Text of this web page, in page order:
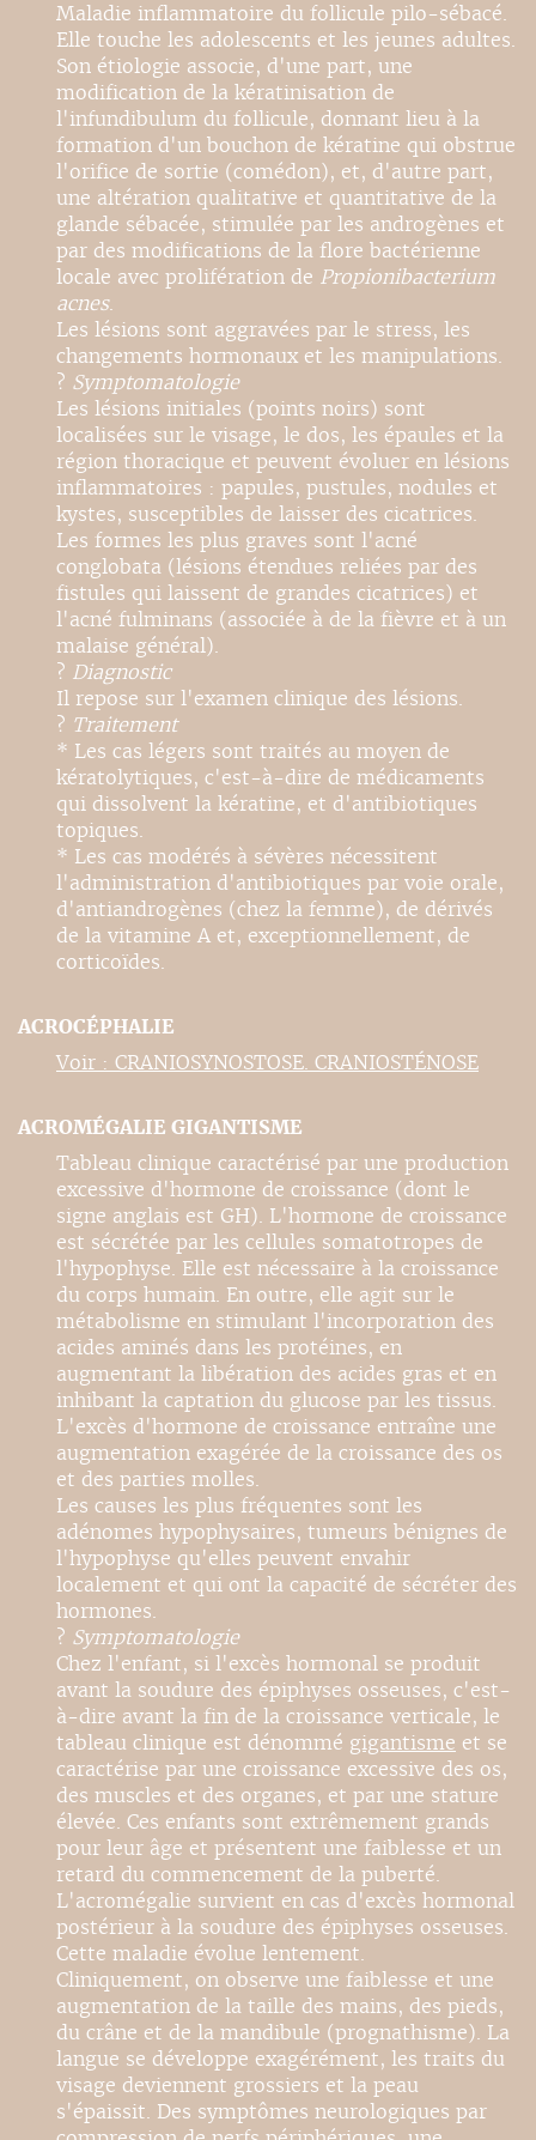
Maladie inflammatoire du follicule pilo-sébacé.
Elle touche les adolescents et les jeunes adultes.
Son étiologie associe, d'une part, une
modification de la kératinisation de
l'infundibulum du follicule, donnant lieu à la
formation d'un bouchon de kératine qui obstrue
l'orifice de sortie (comédon), et, d'autre part,
une altération qualitative et quantitative de la
glande sébacée, stimulée par les androgènes et
par des modifications de la flore bactérienne
locale avec prolifération de Propionibacterium
acnes.
Les lésions sont aggravées par le stress, les
changements hormonaux et les manipulations.
? Symptomatologie
Les lésions initiales (points noirs) sont
localisées sur le visage, le dos, les épaules et la
région thoracique et peuvent évoluer en lésions
inflammatoires : papules, pustules, nodules et
kystes, susceptibles de laisser des cicatrices.
Les formes les plus graves sont l'acné
conglobata (lésions étendues reliées par des
fistules qui laissent de grandes cicatrices) et
l'acné fulminans (associée à de la fièvre et à un
malaise général).
? Diagnostic
Il repose sur l'examen clinique des lésions.
? Traitement
* Les cas légers sont traités au moyen de
kératolytiques, c'est-à-dire de médicaments
qui dissolvent la kératine, et d'antibiotiques
topiques.
* Les cas modérés à sévères nécessitent
l'administration d'antibiotiques par voie orale,
d'antiandrogènes (chez la femme), de dérivés
de la vitamine A et, exceptionnellement, de
corticoïdes.
ACROCÉPHALIE
Voir : CRANIOSYNOSTOSE. CRANIOSTÉNOSE
ACROMÉGALIE GIGANTISME
Tableau clinique caractérisé par une production
excessive d'hormone de croissance (dont le
signe anglais est GH). L'hormone de croissance
est sécrétée par les cellules somatotropes de
l'hypophyse. Elle est nécessaire à la croissance
du corps humain. En outre, elle agit sur le
métabolisme en stimulant l'incorporation des
acides aminés dans les protéines, en
augmentant la libération des acides gras et en
inhibant la captation du glucose par les tissus.
L'excès d'hormone de croissance entraîne une
augmentation exagérée de la croissance des os
et des parties molles.
Les causes les plus fréquentes sont les
adénomes hypophysaires, tumeurs bénignes de
l'hypophyse qu'elles peuvent envahir
localement et qui ont la capacité de sécréter des
hormones.
? Symptomatologie
Chez l'enfant, si l'excès hormonal se produit
avant la soudure des épiphyses osseuses, c'est-
à-dire avant la fin de la croissance verticale, le
tableau clinique est dénommé gigantisme et se
caractérise par une croissance excessive des os,
des muscles et des organes, et par une stature
élevée. Ces enfants sont extrêmement grands
pour leur âge et présentent une faiblesse et un
retard du commencement de la puberté.
L'acromégalie survient en cas d'excès hormonal
postérieur à la soudure des épiphyses osseuses.
Cette maladie évolue lentement.
Cliniquement, on observe une faiblesse et une
augmentation de la taille des mains, des pieds,
du crâne et de la mandibule (prognathisme). La
langue se développe exagérément, les traits du
visage deviennent grossiers et la peau
s'épaissit. Des symptômes neurologiques par